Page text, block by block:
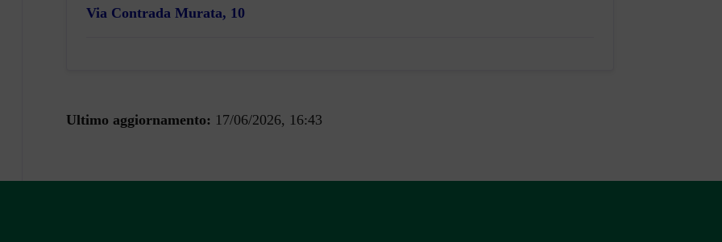
Via Contrada Murata, 10
Ultimo aggiornamento: 17/06/2026, 16:43